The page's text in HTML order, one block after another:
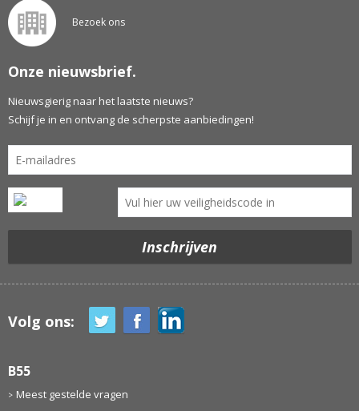
Bezoek ons
Onze nieuwsbrief.
Nieuwsgierig naar het laatste nieuws?
Schijf je in en ontvang de scherpste aanbiedingen!
Volg ons:
B55
Meest gestelde vragen